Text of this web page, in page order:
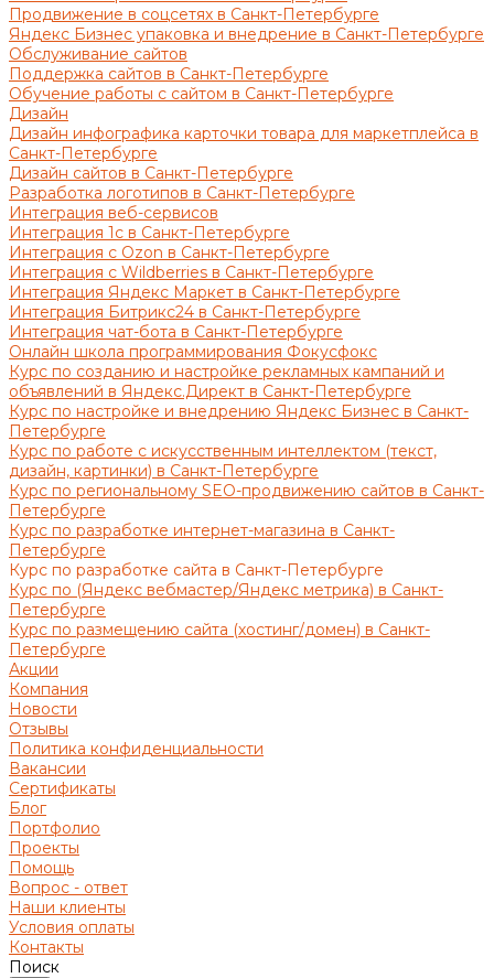
Продвижение в соцсетях в Санкт-Петербурге
Яндекс Бизнес упаковка и внедрение в Санкт-Петербурге
Обслуживание сайтов
Поддержка сайтов в Санкт-Петербурге
Обучение работы с сайтом в Санкт-Петербурге
Дизайн
Дизайн инфографика карточки товара для маркетплейса в
Санкт-Петербурге
Дизайн сайтов в Санкт-Петербурге
Разработка логотипов в Санкт-Петербурге
Интеграция веб-сервисов
Интеграция 1с в Санкт-Петербурге
Интеграция с Ozon в Санкт-Петербурге
Интеграция с Wildberries в Санкт-Петербурге
Интеграция Яндекс Маркет в Санкт-Петербурге
Интеграция Битрикс24 в Санкт-Петербурге
Интеграция чат-бота в Санкт-Петербурге
Онлайн школа программирования Фокусфокс
Курс по созданию и настройке рекламных кампаний и
объявлений в Яндекс.Директ в Санкт-Петербурге
Курс по настройке и внедрению Яндекс Бизнес в Санкт-
Петербурге
Курс по работе с искусственным интеллектом (текст,
дизайн, картинки) в Санкт-Петербурге
Курс по региональному SEO-продвижению сайтов в Санкт-
Петербурге
Курс по разработке интернет-магазина в Санкт-
Петербурге
Курс по разработке сайта в Санкт-Петербурге
Курс по (Яндекс вебмастер/Яндекс метрика) в Санкт-
Петербурге
Курс по размещению сайта (хостинг/домен) в Санкт-
Петербурге
Акции
Компания
Новости
Отзывы
Политика конфиденциальности
Вакансии
Сертификаты
Блог
Портфолио
Проекты
Помощь
Вопрос - ответ
Наши клиенты
Условия оплаты
Контакты
Поиск